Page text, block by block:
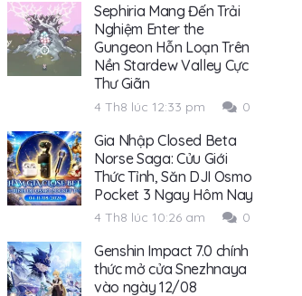
Sephiria Mang Đến Trải
Nghiệm Enter the
Gungeon Hỗn Loạn Trên
Nền Stardew Valley Cực
Thư Giãn
4 Th8 lúc 12:33 pm 0
Gia Nhập Closed Beta
Norse Saga: Cửu Giới
Thức Tỉnh, Săn DJI Osmo
Pocket 3 Ngay Hôm Nay
4 Th8 lúc 10:26 am 0
Genshin Impact 7.0 chính
thức mở cửa Snezhnaya
vào ngày 12/08